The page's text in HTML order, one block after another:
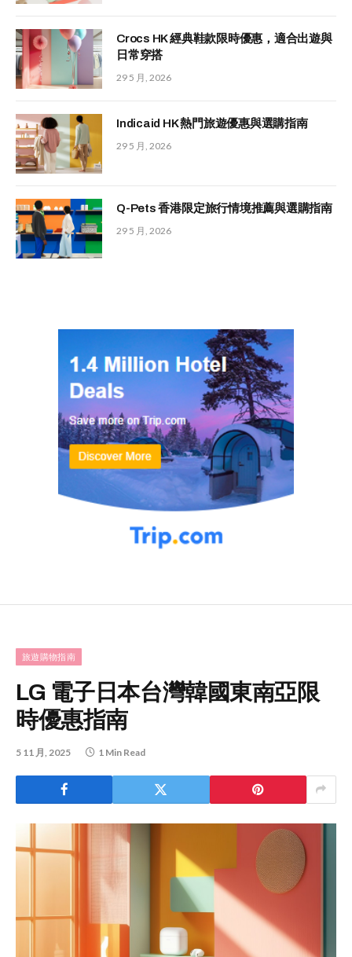
Crocs HK 經典鞋款限時優惠，適合出遊與
日常穿搭
29 5 月, 2026
Indicaid HK 熱門旅遊優惠與選購指南
29 5 月, 2026
Q-Pets 香港限定旅行情境推薦與選購指南
29 5 月, 2026
旅遊購物指南
LG 電子日本台灣韓國東南亞限
時優惠指南
5 11 月, 2025 1 Min Read